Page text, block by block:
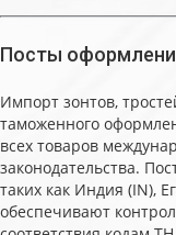
Посты
Импорт зонтов,
таможенного
всех товаров
законодательства.
таких как Индия (IN),
обеспечивают